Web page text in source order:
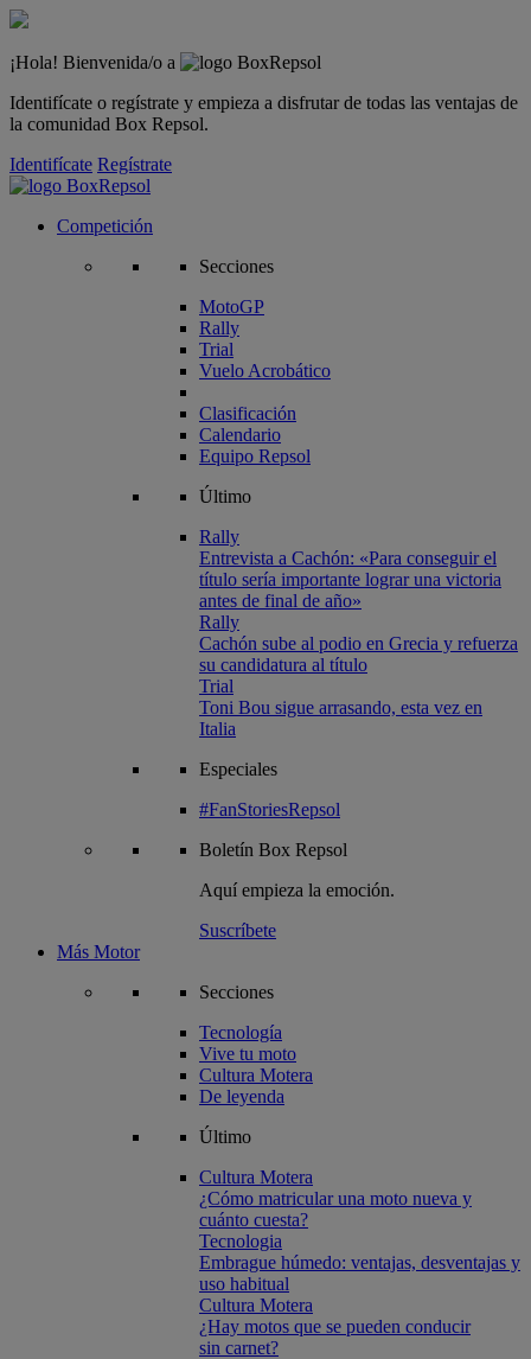
¡Hola! Bienvenida/o a
Identifícate o regístrate y empieza a disfrutar de todas las ventajas de
la comunidad Box Repsol.
Identifícate Regístrate
Competición
Secciones
MotoGP
Rally
Trial
Vuelo Acrobático
Clasificación
Calendario
Equipo Repsol
Último
Rally
Entrevista a Cachón: «Para conseguir el
título sería importante lograr una victoria
antes de final de año»
Rally
Cachón sube al podio en Grecia y refuerza
su candidatura al título
Trial
Toni Bou sigue arrasando, esta vez en
Italia
Especiales
#FanStoriesRepsol
Boletín Box Repsol
Aquí empieza la emoción.
Suscríbete
Más Motor
Secciones
Tecnología
Vive tu moto
Cultura Motera
De leyenda
Último
Cultura Motera
¿Cómo matricular una moto nueva y
cuánto cuesta?
Tecnologia
Embrague húmedo: ventajas, desventajas y
uso habitual
Cultura Motera
¿Hay motos que se pueden conducir
sin carnet?